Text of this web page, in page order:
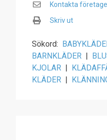
Kontakta
Skriv ut
Sökord:
BARNKLÄDER |
KJOLAR |
KLÄDER |